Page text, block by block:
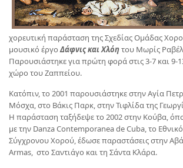
χορευτική παράσταση της Σχεδίας Ομάδας
μουσικό έργοΔάφνις και Χλόη του Μωρίς
Παρουσιάστηκε για πρώτη φορά στις 3-7 και 9-
χώρο του Ζαππείου.
Κατόπιν, το 2001 παρουσιάστηκε στην Αγία
Μόσχα, στο Βάκις Παρκ, στην Τιφλίδα της
Η παράσταση ταξήδεψε το 2002 στην Κούβα,
με την Danza Contemporanea de Cuba, το
Σύγχρονου Χορού, έδωσε παραστάσεις στην
Armas, στο Σαντιάγο και τη Σάντα Κλάρα.